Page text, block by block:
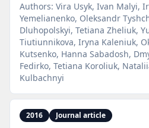
Authors: Vira Usyk, Ivan Malyi,
Yemelianenko, Oleksandr
Dluhopolskyi, Tetiana Zheliuk,
Tiutiunnikova, Iryna Kaleniuk,
Kutsenko, Hanna Sabadosh,
Fedirko, Tetiana Koroliuk,
Kulbachnyi
2016 Journal article